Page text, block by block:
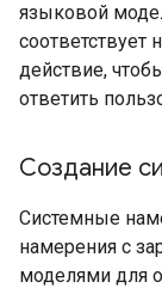
языковой
действие,
ответить
Создание
Системные
намерения с
моделями для